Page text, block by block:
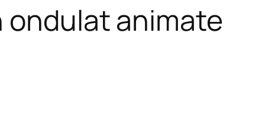
ondulat animate